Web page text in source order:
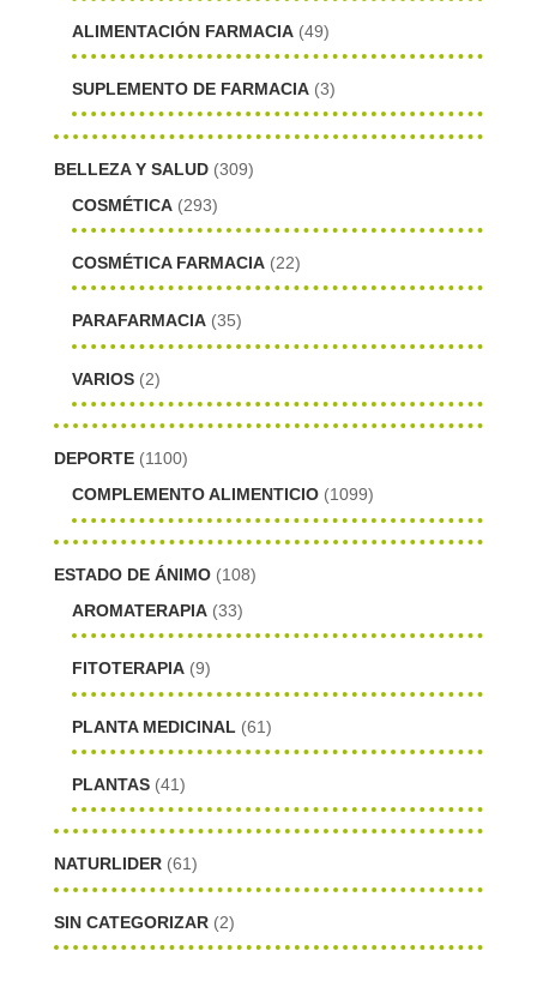
ALIMENTACIÓN FARMACIA (49)
SUPLEMENTO DE FARMACIA (3)
BELLEZA Y SALUD (309)
COSMÉTICA (293)
COSMÉTICA FARMACIA (22)
PARAFARMACIA (35)
VARIOS (2)
DEPORTE (1100)
COMPLEMENTO ALIMENTICIO (1099)
ESTADO DE ÁNIMO (108)
AROMATERAPIA (33)
FITOTERAPIA (9)
PLANTA MEDICINAL (61)
PLANTAS (41)
NATURLIDER (61)
SIN CATEGORIZAR (2)